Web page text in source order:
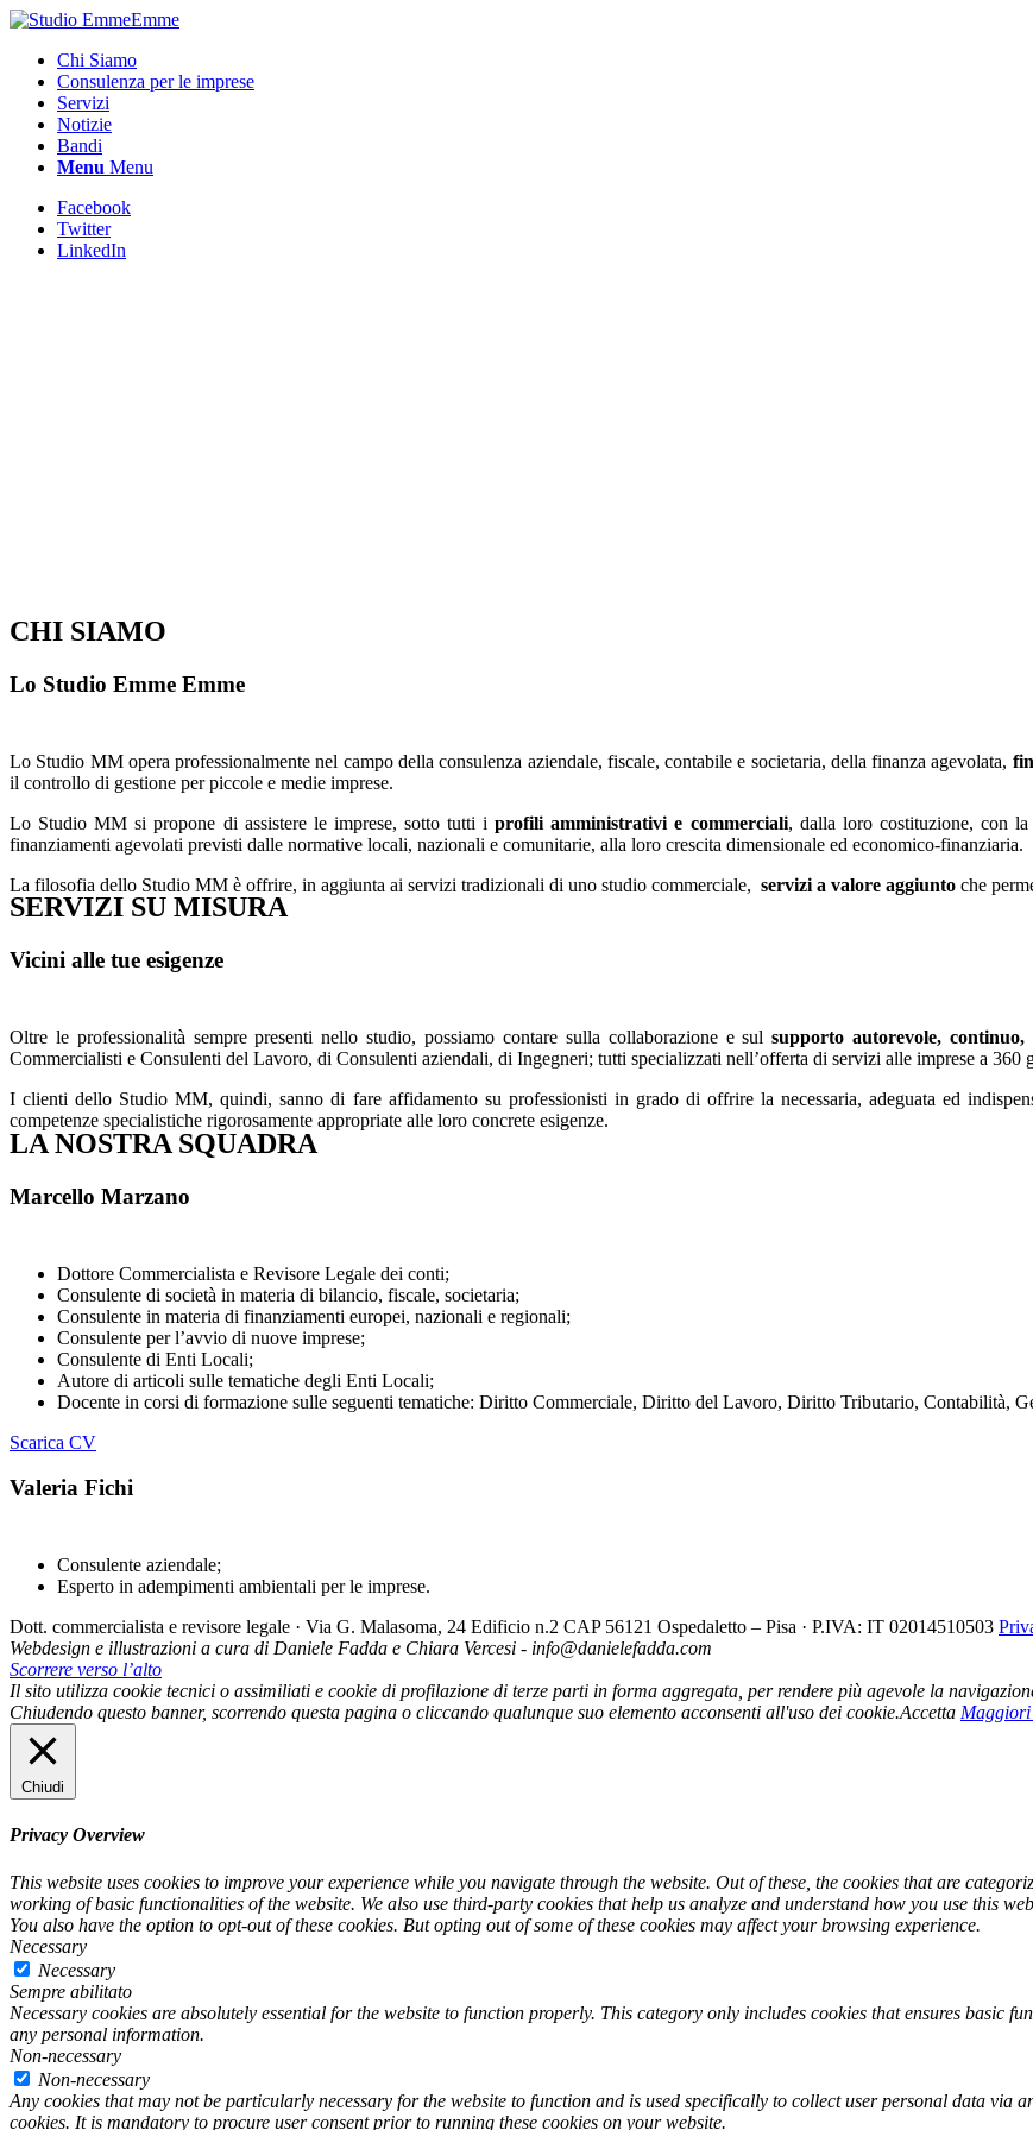
Chi Siamo
Consulenza per le imprese
Servizi
Notizie
Bandi
Menu Menu
Facebook
Twitter
LinkedIn
CHI SIAMO
Lo Studio Emme Emme
Lo Studio MM opera professionalmente nel campo della consulenza aziendale, fiscale, contabile e societaria, della finanza agevolata,
il controllo di gestione per piccole e medie imprese.
Lo Studio MM si propone di assistere le imprese, sotto tutti iprofili amministrativi e commerciali, dalla loro costituzione, con
finanziamenti agevolati previsti dalle normative locali, nazionali e comunitarie, alla loro crescita dimensionale ed economico-finanziaria.
La filosofia dello Studio MM è offrire, in aggiunta ai servizi tradizionali di uno studio commerciale, servizi a valore aggiunto che
SERVIZI SU MISURA
Vicini alle tue esigenze
Oltre le professionalità sempre presenti nello studio, possiamo contare sulla collaborazione e sulsupporto autorevole,
Commercialisti e Consulenti del Lavoro, di Consulenti aziendali, di Ingegneri; tutti specializzati nell’offerta di servizi alle imprese a 360
I clienti dello Studio MM, quindi, sanno di fare affidamento su professionisti in grado di offrire la necessaria, adeguata ed
competenze specialistiche rigorosamente appropriate alle loro concrete esigenze.
LA NOSTRA SQUADRA
Marcello Marzano
Dottore Commercialista e Revisore Legale dei conti;
Consulente di società in materia di bilancio, fiscale, societaria;
Consulente in materia di finanziamenti europei, nazionali e regionali;
Consulente per l’avvio di nuove imprese;
Consulente di Enti Locali;
Autore di articoli sulle tematiche degli Enti Locali;
Docente in corsi di formazione sulle seguenti tematiche: Diritto Commerciale, Diritto del Lavoro, Diritto Tributario, Contabilità,
Scarica CV
Valeria Fichi
Consulente aziendale;
Esperto in adempimenti ambientali per le imprese.
Dott. commercialista e revisore legale · Via G. Malasoma, 24 Edificio n.2 CAP 56121 Ospedaletto – Pisa · P.IVA: IT 02014510503
Webdesign e illustrazioni a cura di Daniele Fadda e Chiara Vercesi - info@danielefadda.com
Scorrere verso l’alto
Il sito utilizza cookie tecnici o assimiliati e cookie di profilazione di terze parti in forma aggregata, per rendere più agevole la
Chiudendo questo banner, scorrendo questa pagina o cliccando qualunque suo elemento acconsenti all'uso dei cookie.Accetta
Chiudi
Privacy Overview
This website uses cookies to improve your experience while you navigate through the website. Out of these, the cookies that are
working of basic functionalities of the website. We also use third-party cookies that help us analyze and understand how you use this
You also have the option to opt-out of these cookies. But opting out of some of these cookies may affect your browsing experience.
Necessary
Necessary
Sempre abilitato
Necessary cookies are absolutely essential for the website to function properly. This category only includes cookies that ensures basic
any personal information.
Non-necessary
Non-necessary
Any cookies that may not be particularly necessary for the website to function and is used specifically to collect user personal data via
cookies. It is mandatory to procure user consent prior to running these cookies on your website.